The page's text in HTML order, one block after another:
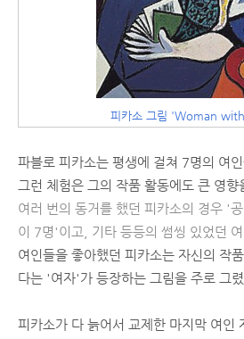
피카소 그림 'Woman
파블로 피카소는 평생에 걸쳐 7명의 여인
그런 체험은 그의 작품 활동에도 큰 영향
여러 번의 동거를 했던 피카소의 경우 '
이 7명'이고, 기타 등등의 썸씽 있었던
여인들을 좋아했던 피카소는 자신의 작
다는 '여자'가 등장하는 그림을 주로 그렸
피카소가 다 늙어서 교제한 마지막 여인